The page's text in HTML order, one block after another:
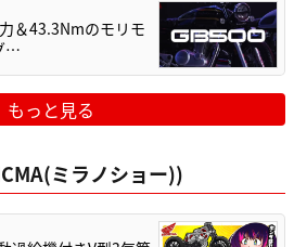
＆43.3Nmのモリモ
…
もっと見る
ミラノショー))